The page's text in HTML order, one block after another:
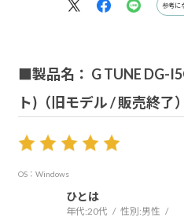
参考に
■製品名： G TUNE DG-
ト)（旧モデル / 販売終了）
OS：Windows
ひとは
年代:20代 性別:男性